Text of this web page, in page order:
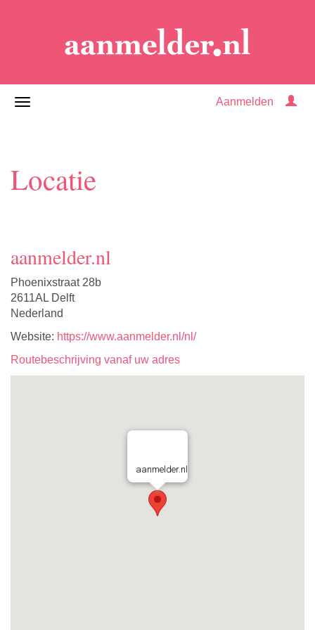
Aanmelden
Locatie
aanmelder.nl
Phoenixstraat 28b
2611AL Delft
Nederland
Website: https://www.aanmelder.nl/nl/
Routebeschrijving vanaf uw adres
aanmelder.nl